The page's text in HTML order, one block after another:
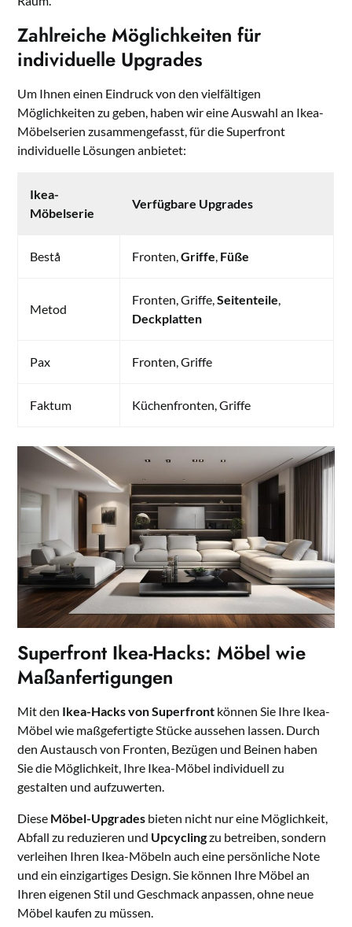
Zahlreiche Möglichkeiten für
individuelle Upgrades
Um Ihnen einen Eindruck von den vielfältigen
Möglichkeiten zu geben, haben wir eine Auswahl an Ikea-
Möbelserien zusammengefasst, für die Superfront
individuelle Lösungen anbietet:
Ikea-
Möbelserie
Verfügbare Upgrades
Bestå Fronten,Griffe, Füße
Metod
Fronten, Griffe,Seitenteile,
Deckplatten
Pax Fronten, Griffe
Faktum Küchenfronten, Griffe
Superfront Ikea-Hacks: Möbel wie
Maßanfertigungen
Mit den Ikea-Hacks von Superfront können Sie Ihre Ikea-
Möbel wie maßgefertigte Stücke aussehen lassen. Durch
den Austausch von Fronten, Bezügen und Beinen haben
Sie die Möglichkeit, Ihre Ikea-Möbel individuell zu
gestalten und aufzuwerten.
Diese Möbel-Upgrades bieten nicht nur eine Möglichkeit,
Abfall zu reduzieren und Upcyclingzu betreiben, sondern
verleihen Ihren Ikea-Möbeln auch eine persönliche Note
und ein einzigartiges Design. Sie können Ihre Möbel an
Ihren eigenen Stil und Geschmack anpassen, ohne neue
Möbel kaufen zu müssen.